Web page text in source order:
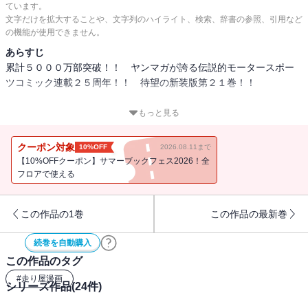
ています。
文字だけを拡大することや、文字列のハイライト、検索、辞書の参照、引用など
の機能が使用できません。
あらすじ
累計５０００万部突破！！ ヤンマガが誇る伝説的モータースポー
ツコミック連載２５周年！！ 待望の新装版第２１巻！！
「赤城の白い彗星」高橋涼介が、神奈川エリアで一戦限りの復活を
決するために！
地元でも限界まで攻められることのない超高速ステージでバトルす
る、涼介と北条凛。「心の底からおまえが好きなんだ」 叶えられ
もっと見る
クーポン対象 10%OFF 2026.08.11まで
【10%OFFクーポン】サマーブックフェス2026！全
フロアで使える
この作品の1巻 この作品の最新巻
続巻を自動購入
この作品のタグ
#走り屋漫画
シリーズ作品(24件)